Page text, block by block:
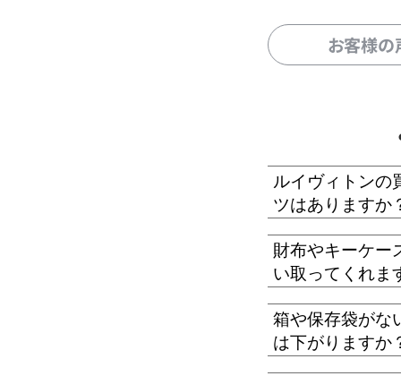
お客様
ルイヴィトンの
ツはありますか
財布やキーケー
い取ってくれま
箱や保存袋がな
は下がりますか